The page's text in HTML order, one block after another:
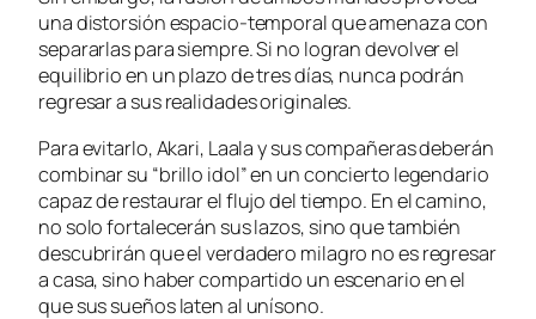
una distorsión espacio-temporal que amenaza con
separarlas para siempre. Si no logran devolver el
equilibrio en un plazo de tres días, nunca podrán
regresar a sus realidades originales.
Para evitarlo, Akari, Laala y sus compañeras deberán
combinar su “brillo idol” en un concierto legendario
capaz de restaurar el flujo del tiempo. En el camino,
no solo fortalecerán sus lazos, sino que también
descubrirán que el verdadero milagro no es regresar
a casa, sino haber compartido un escenario en el
que sus sueños laten al unísono.